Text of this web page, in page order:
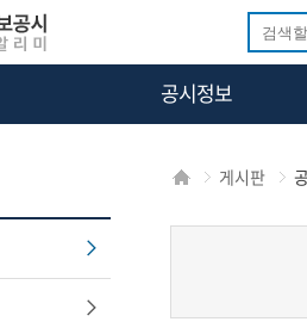
공시정보
게시판